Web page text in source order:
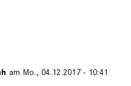
am Mo., 04.12.2017 - 10:41